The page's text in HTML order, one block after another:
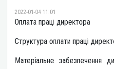
2022-01-04 11:01
Оплата праці директора
Структура оплати праці
Матеріальне забезпечення